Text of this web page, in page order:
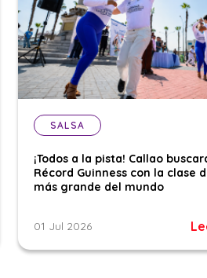
SALSA
¡Todos a la pista! Callao
Récord Guinness con la clase
más grande del mundo
01 Jul 2026